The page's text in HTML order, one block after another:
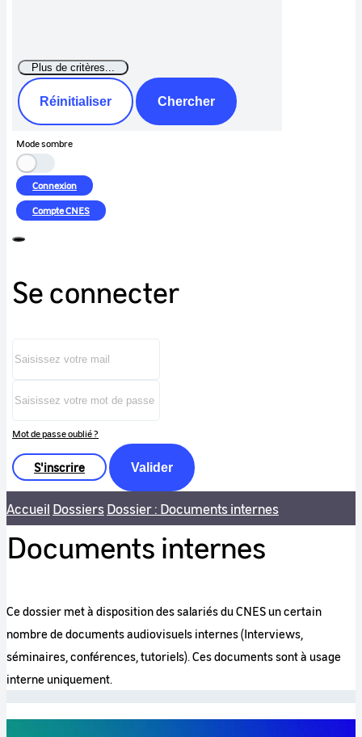
Réinitialiser Chercher
Mode sombre
Connexion
CompteCNES
Se connecter
Mot de passe oublié ?
S'inscrire Valider
Accueil DossiersDossier : Documents internes
Documents internes
Ce dossier met à disposition des salariés du CNES un certain
nombre de documents audiovisuels internes (Interviews,
séminaires, conférences, tutoriels). Ces documents sont à usage
interne uniquement.